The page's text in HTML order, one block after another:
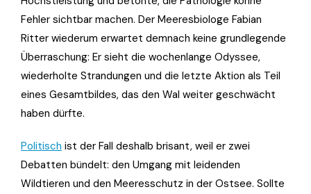
Fehler sichtbar machen. Der Meeresbiologe Fabian
Ritter wiederum erwartet demnach keine grundlegende
Überraschung: Er sieht die wochenlange Odyssee,
wiederholte Strandungen und die letzte Aktion als Teil
eines Gesamtbildes, das den Wal weiter geschwächt
haben dürfte.
Politisch ist der Fall deshalb brisant, weil er zwei
Debatten bündelt: den Umgang mit leidenden
Wildtieren und den Meeresschutz in der Ostsee. Sollte